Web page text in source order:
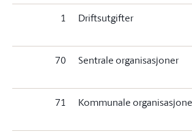
1 Driftsutgifter
70 Sentrale organisasjoner
71 Kommunale